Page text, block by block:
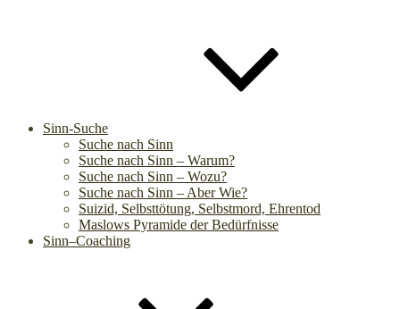
Sinn-Suche
Suche nach Sinn
Suche nach Sinn – Warum?
Suche nach Sinn – Wozu?
Suche nach Sinn – Aber Wie?
Suizid, Selbsttötung, Selbstmord, Ehrentod
Maslows Pyramide der Bedürfnisse
Sinn–Coaching